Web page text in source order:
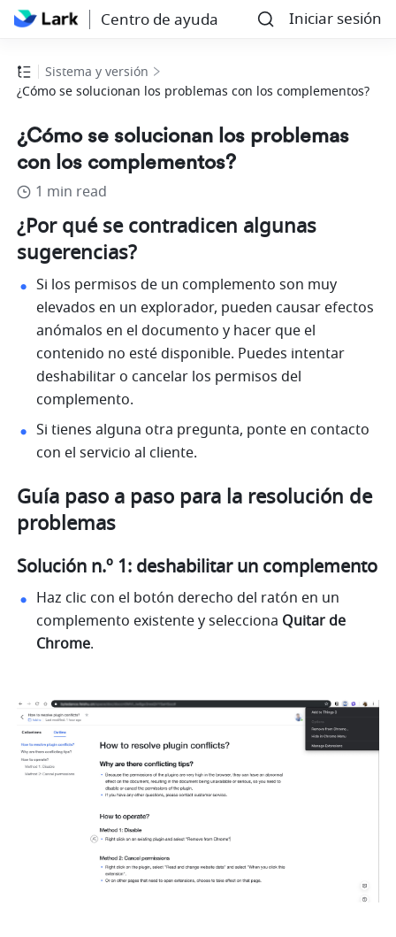
Centro de ayuda Iniciar sesión
Sistema y versión
¿Cómo se solucionan los problemas con los complementos?
¿Cómo se solucionan los problemas
con los complementos?
1 min read
¿Por qué se contradicen algunas
sugerencias?
Si los permisos de un complemento son muy
elevados en un explorador, pueden causar efectos
anómalos en el documento y hacer que el
contenido no esté disponible. Puedes intentar
deshabilitar o cancelar los permisos del
complemento.
Si tienes alguna otra pregunta, ponte en contacto
con el servicio al cliente.
Guía paso a paso para la resolución de
problemas
Solución n.º 1: deshabilitar un complemento
Haz clic con el botón derecho del ratón en un
complemento existente y selecciona Quitar de
Chrome.